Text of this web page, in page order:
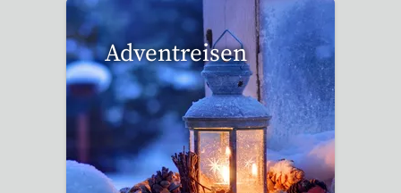
Adventreisen